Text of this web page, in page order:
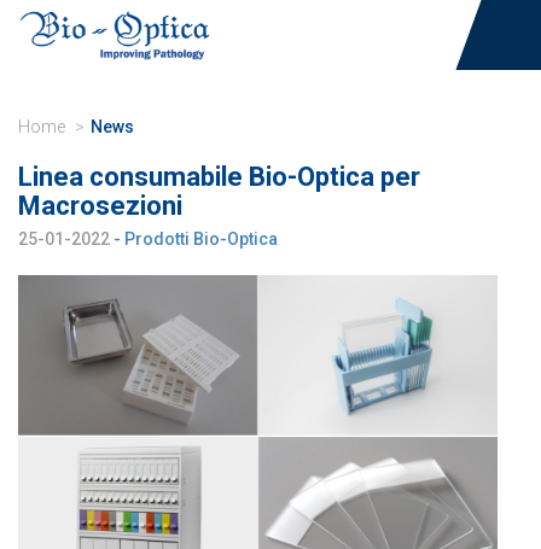
Home News
Linea consumabile Bio-Optica per
Macrosezioni
25-01-2022 - Prodotti Bio-Optica